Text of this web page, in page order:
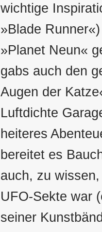
wichtige
»Blade
»Planet Neun«
gabs auch den
Augen der
Luftdichte
heiteres
bereitet es
auch, zu
UFO-Sekte war
seiner